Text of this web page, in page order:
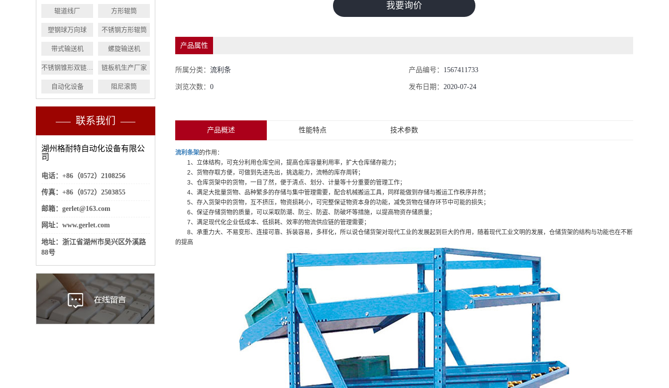
辊道线厂 方形辊筒
塑钢球万向球 不锈钢方形辊筒
带式输送机 螺旋输送机
不锈钢锥形双链辊筒 链板机生产厂家
自动化设备 阻尼滚筒
联系我们
湖州格耐特自动化设备有限公
司
电话：+86（0572）2108256
传真：+86（0572）2503855
邮箱：gerlet@163.com
网址：www.gerlet.com
地址： 浙江省湖州市吴兴区外溪路
88号
我要询价
产品属性
所属分类：流利条 产品编号： 1567411733
浏览次数：0 发布日期：2020-07-24
产品概述 性能特点 技术参数
流利条架的作用：
1、立体结构，可充分利用仓库空间，提高仓库容量利用率，扩大仓库储存能力；
2、货物存取方便，可做到先进先出，挑选能力，流畅的库存周转；
3、仓库货架中的货物，一目了然，便于清点、划分、计量等十分重要的管理工作；
4、满足大批量货物、品种繁多的存储与集中管理需要，配合机械搬运工具，同样能做到存储与搬运工作秩序井然；
5、存入货架中的货物，互不挤压，物资损耗小，可完整保证物资本身的功能，减免货物在储存环节中可能的损失；
6、保证存储货物的质量，可以采取防潮、防尘、防盗、防破坏等措施，以提高物资存储质量；
7、满足现代化企业低成本、低损耗、效率的物流供应链的管理需要；
8、承重力大、不易变形、连接可靠、拆装容易，多样化，所以说仓储货架对现代工业的发展起到巨大的作用，随着现代工业文明的发展，仓储货架的结构与功能也在不断
的提高